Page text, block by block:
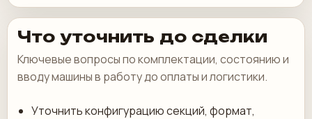
Что уточнить до сделки
Ключевые вопросы по комплектации, состоянию и
вводу машины в работу до оплаты и логистики.
Уточнить конфигурацию секций, формат,